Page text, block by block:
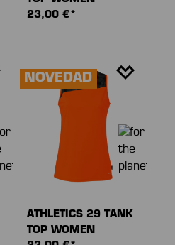
23,00 €*
NOVEDAD
ATHLETICS 29 TANK
TOP WOMEN